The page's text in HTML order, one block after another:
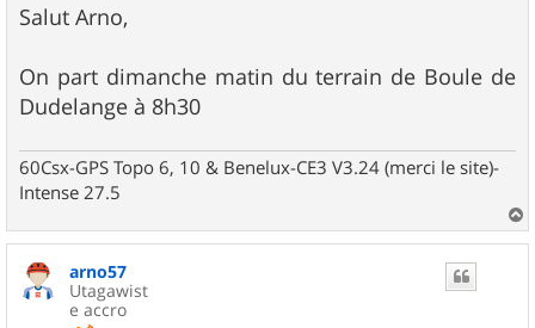
s
s
g
e
Salut Arno,
On part dimanche matin du terrain de Boule de
Dudelange à 8h30
60Csx-GPS Topo 6, 10 & Benelux-CE3 V3.24 (merci le site)-
Intense 27.5
a
arno57
Utagawist
e accro